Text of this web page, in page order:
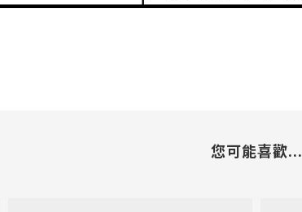
您可能喜歡...